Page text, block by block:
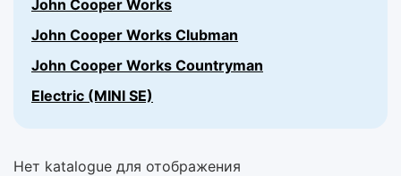
John Cooper Works
John Cooper Works Clubman
John Cooper Works Countryman
Electric (MINI SE)
Нет katalogue для отображения